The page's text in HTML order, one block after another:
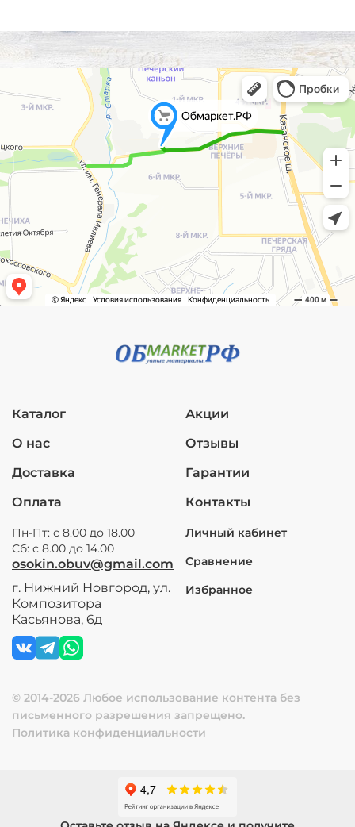
Каталог
О нас
Доставка
Оплата
Акции
Отзывы
Гарантии
Контакты
Пн-Пт: с 8.00 до 18.00
Сб: с 8.00 до 14.00
osokin.obuv@gmail.com
г. Нижний Новгород, ул.
Композитора
Касьянова, 6д
Личный кабинет
Сравнение
Избранное
© 2014-2026 Любое использование контента без
письменного разрешения запрещено.
Политика конфиденциальности